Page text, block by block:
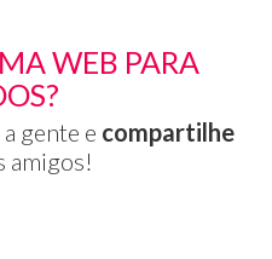
WEB PARA
gente e compartilhe
amigos!